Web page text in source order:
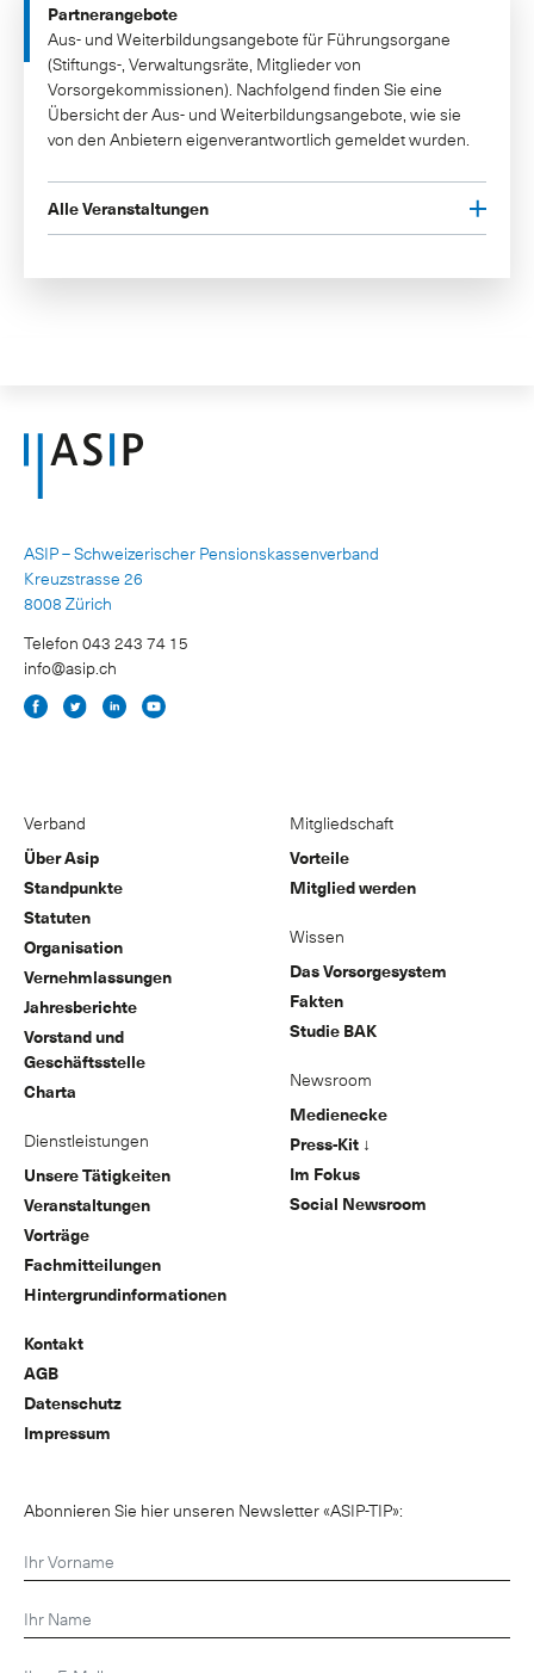
Partnerangebote
Aus- und Weiterbildungsangebote für Führungsorgane
(Stiftungs-, Verwaltungsräte, Mitglieder von
Vorsorgekommissionen). Nachfolgend finden Sie eine
Übersicht der Aus- und Weiterbildungsangebote, wie sie
von den Anbietern eigenverantwortlich gemeldet wurden.
Alle Veranstaltungen
ASIP – Schweizerischer Pensionskassenverband
Kreuzstrasse 26
8008 Zürich
Telefon 043 243 74 15
info@asip.ch
Verband
Über Asip
Standpunkte
Statuten
Organisation
Vernehmlassungen
Jahresberichte
Vorstand und
Geschäftsstelle
Charta
Dienstleistungen
Unsere Tätigkeiten
Veranstaltungen
Vorträge
Fachmitteilungen
Hintergrundinformationen
Mitgliedschaft
Vorteile
Mitglied werden
Wissen
Das Vorsorgesystem
Fakten
Studie BAK
Newsroom
Medienecke
Press-Kit ↓
Im Fokus
Social Newsroom
Kontakt
AGB
Datenschutz
Impressum
Abonnieren Sie hier unseren Newsletter «ASIP-TIP»: